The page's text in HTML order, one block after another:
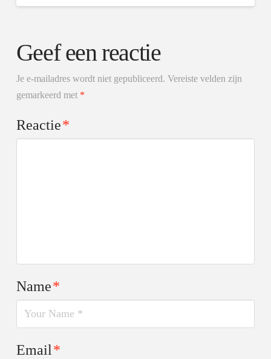
Geef een reactie
Je e-mailadres wordt niet gepubliceerd. Vereiste velden zijn
gemarkeerd met *
Reactie*
Name*
Email*